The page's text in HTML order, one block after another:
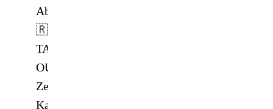
Abdulaev
🇷🇺
TAPS
OUT
Zebaztian
Kadestam